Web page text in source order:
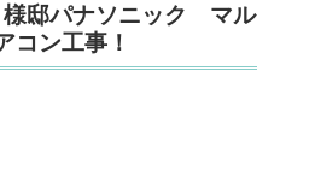
邸パナソニック マル
コン工事！